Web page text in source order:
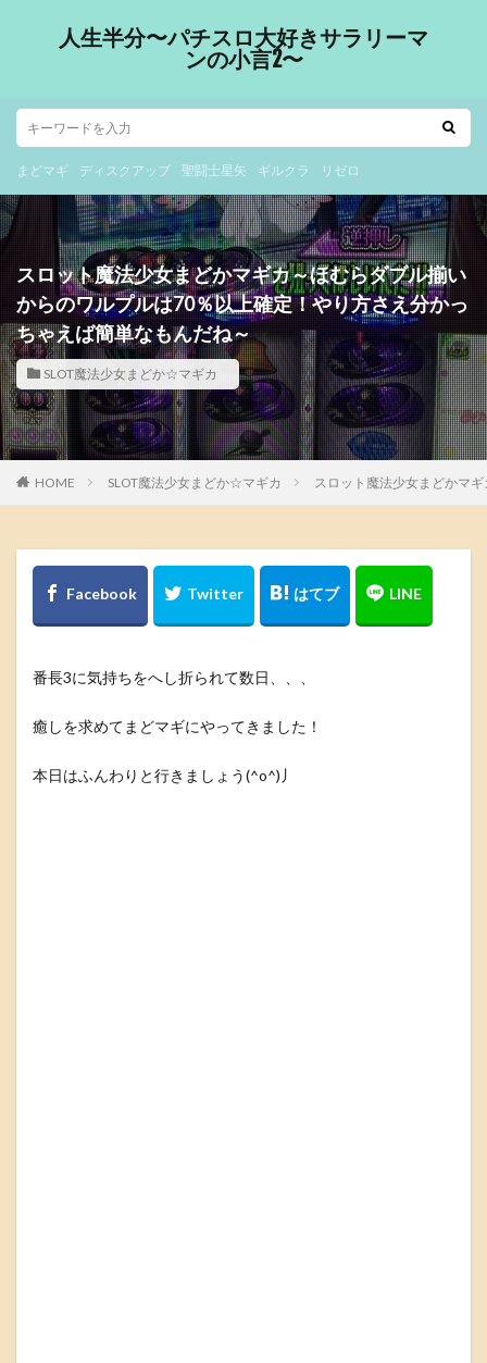
人生半分〜パチスロ大好きサラリーマ
ンの小言2〜
まどマギ ディスクアップ 聖闘士星矢 ギルクラ リゼロ
スロット魔法少女まどかマギカ～ほむらダブル揃い
からのワルプルは70％以上確定！やり方さえ分かっ
ちゃえば簡単なもんだね～
SLOT魔法少女まどか☆マギカ
HOME SLOT魔法少女まどか☆マギカ スロット魔法少女まどかマ
番長3に気持ちをへし折られて数日、、、
癒しを求めてまどマギにやってきました！
本日はふんわりと行きましょう(^o^)丿